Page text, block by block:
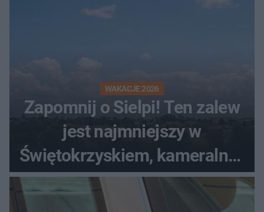
WAKACJE 2026
Zapomnij o Sielpi! Ten zalew
jest najmniejszy w
Świętokrzyskiem, kameralny i
bez tłumów